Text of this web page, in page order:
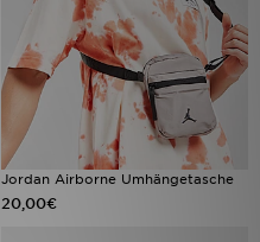
Jordan Airborne Umhängetasche
20,00€